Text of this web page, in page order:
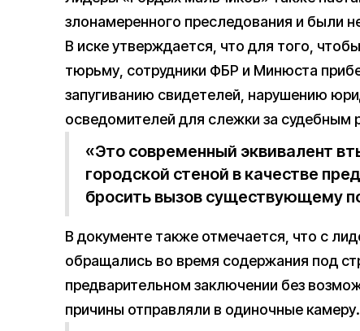
злонамеренного преследования и были
В иске утверждается, что для того,
тюрьму, сотрудники ФБР и Минюста
запугиванию свидетелей, нарушению
осведомителей для слежки за судебным
«Это современный эквивалент
городской стеной в качестве
бросить вызов существующему
В документе также отмечается, что с
обращались во время содержания под
предварительном заключении без
причины отправляли в одиночные камеру.